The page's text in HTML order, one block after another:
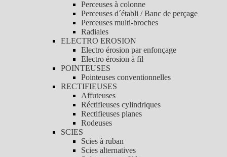
Perceuses à colonne
Perceuses d´établi / Banc de perçage
Perceuses multi-broches
Radiales
ELECTRO EROSION
Electro érosion par enfonçage
Electro érosion à fil
POINTEUSES
Pointeuses conventionnelles
RECTIFIEUSES
Affuteuses
Réctifieuses cylindriques
Rectifieuses planes
Rodeuses
SCIES
Scies à ruban
Scies alternatives